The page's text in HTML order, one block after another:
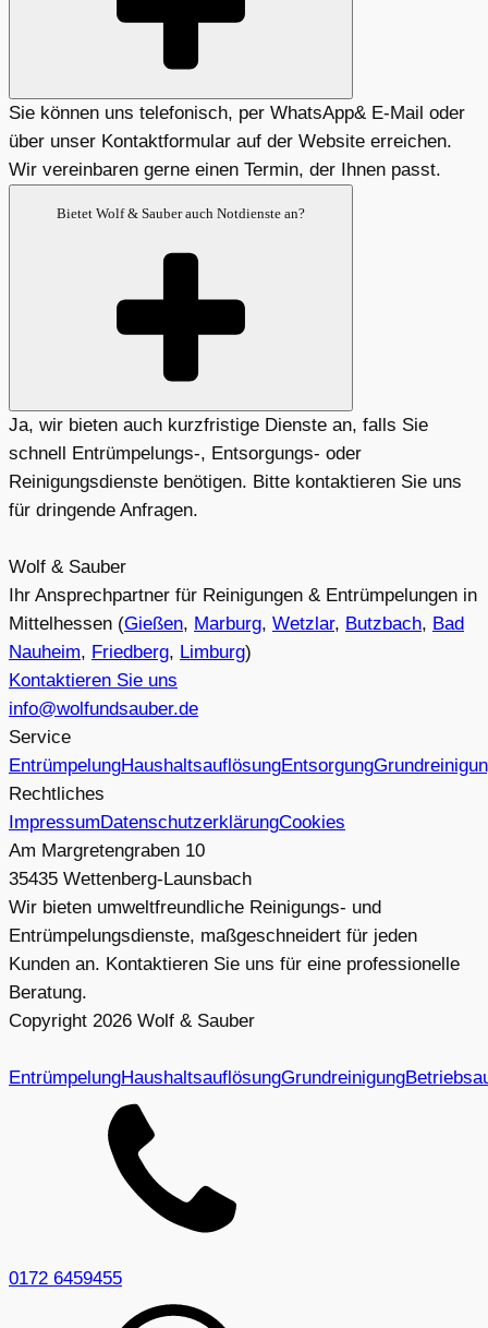
Sie können uns telefonisch, per WhatsApp& E-Mail oder
über unser Kontaktformular auf der Website erreichen.
Wir vereinbaren gerne einen Termin, der Ihnen passt.
Bietet Wolf & Sauber auch Notdienste an?
Ja, wir bieten auch kurzfristige Dienste an, falls Sie
schnell Entrümpelungs-, Entsorgungs- oder
Reinigungsdienste benötigen. Bitte kontaktieren Sie uns
für dringende Anfragen.
Wolf & Sauber
Ihr Ansprechpartner für Reinigungen & Entrümpelungen in
Mittelhessen (Gießen, Marburg, Wetzlar, Butzbach, Bad
Nauheim, Friedberg, Limburg)
Kontaktieren Sie uns
info@wolfundsauber.de
Service
EntrümpelungHaushaltsauflösungEntsorgung
Rechtliches
ImpressumDatenschutzerklärungCookies
Am Margretengraben 10
35435 Wettenberg-Launsbach
Wir bieten umweltfreundliche Reinigungs- und
Entrümpelungsdienste, maßgeschneidert für jeden
Kunden an. Kontaktieren Sie uns für eine professionelle
Beratung.
Copyright 2026 Wolf & Sauber
EntrümpelungHaushaltsauflösungGrundreinigung
0172 6459455